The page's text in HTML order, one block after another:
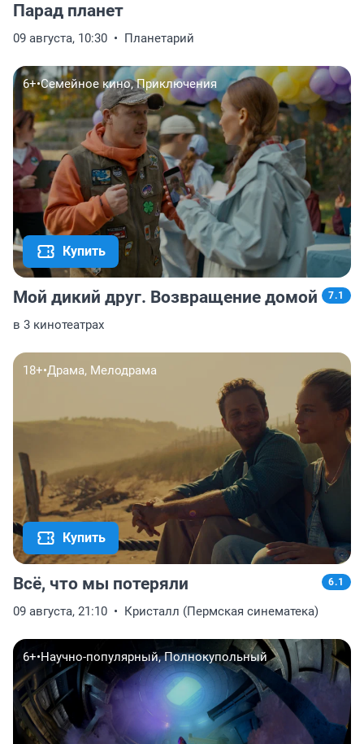
Парад планет
09 августа, 10:30 Планетарий
6+•Семейное кино, Приключения
Купить
Мой дикий друг. Возвращение домой 7.1
в 3 кинотеатрах
18+•Драма, Мелодрама
Купить
Всё, что мы потеряли 6.1
09 августа, 21:10 Кристалл (Пермская синематека)
6+•Научно-популярный, Полнокупольный